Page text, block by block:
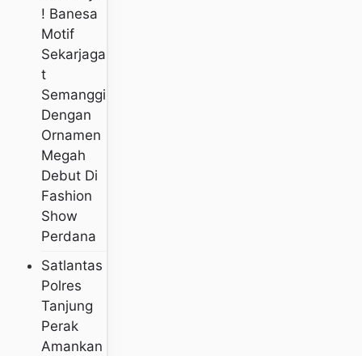
! Banesa
Motif
Sekarjaga
T
Semanggi
Dengan
Ornamen
Megah
Debut Di
Fashion
Show
Perdana
Satlantas
Polres
Tanjung
Perak
Amankan